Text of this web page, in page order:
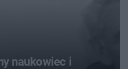
naukowiec i